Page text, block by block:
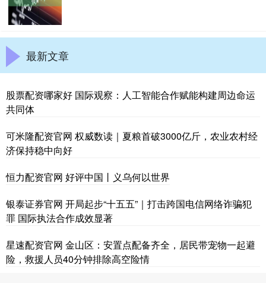
最新文章
股票配资哪家好 国际观察：人工智能合作赋能构建周边命运
共同体
可米隆配资官网 权威数读｜夏粮首破3000亿斤，农业农村经
济保持稳中向好
恒力配资官网 好评中国丨义乌何以世界
银泰证券官网 开局起步“十五五”｜打击跨国电信网络诈骗犯
罪 国际执法合作成效显著
星速配资官网 金山区：安置点配备齐全，居民带宠物一起避
险，救援人员40分钟排除高空险情